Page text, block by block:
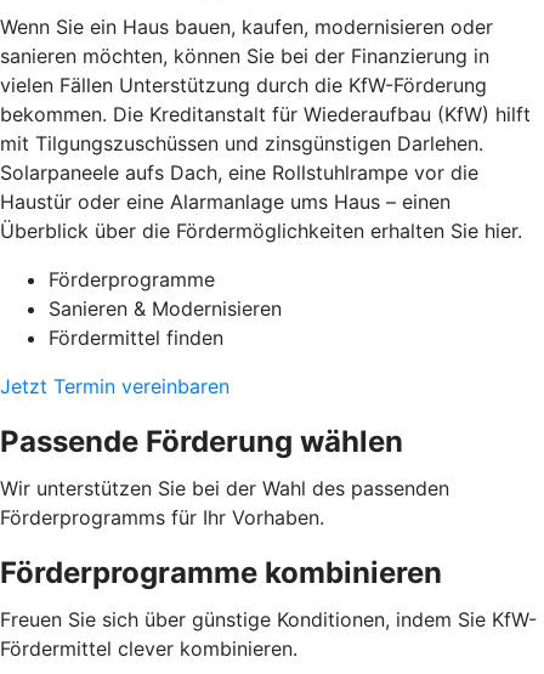
Wenn Sie ein Haus bauen, kaufen, modernisieren oder
sanieren möchten, können Sie bei der Finanzierung in
vielen Fällen Unterstützung durch die KfW-Förderung
bekommen. Die Kreditanstalt für Wiederaufbau (KfW) hilft
mit Tilgungszuschüssen und zinsgünstigen Darlehen.
Solarpaneele aufs Dach, eine Rollstuhlrampe vor die
Haustür oder eine Alarmanlage ums Haus – einen
Überblick über die Fördermöglichkeiten erhalten Sie hier.
Förderprogramme
Sanieren & Modernisieren
Fördermittel finden
Jetzt Termin vereinbaren
Passende Förderung wählen
Wir unterstützen Sie bei der Wahl des passenden
Förderprogramms für Ihr Vorhaben.
Förderprogramme kombinieren
Freuen Sie sich über günstige Konditionen, indem Sie KfW-
Fördermittel clever kombinieren.